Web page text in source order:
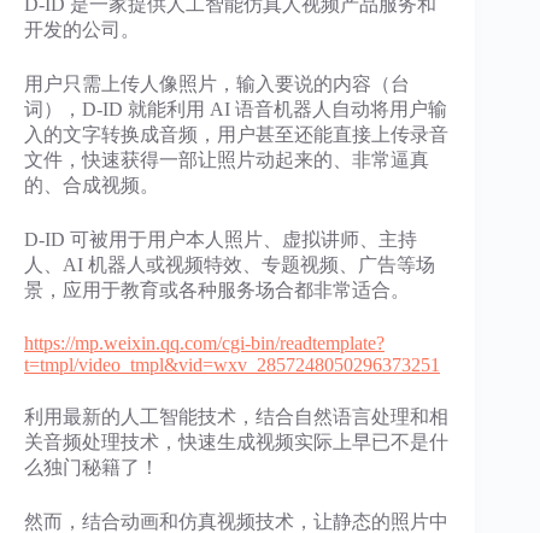
D-ID 是一家提供人工智能仿真人视频产品服务和
开发的公司。
用户只需上传人像照片，输入要说的内容（台
词），D-ID 就能利用 AI 语音机器人自动将用户输
入的文字转换成音频，用户甚至还能直接上传录音
文件，快速获得一部让照片动起来的、非常逼真
的、合成视频。
D-ID 可被用于用户本人照片、虚拟讲师、主持
人、AI 机器人或视频特效、专题视频、广告等场
景，应用于教育或各种服务场合都非常适合。
https://mp.weixin.qq.com/cgi-bin/readtemplate?
t=tmpl/video_tmpl&vid=wxv_2857248050296373251
利用最新的人工智能技术，结合自然语言处理和相
关音频处理技术，快速生成视频实际上早已不是什
么独门秘籍了！
然而，结合动画和仿真视频技术，让静态的照片中